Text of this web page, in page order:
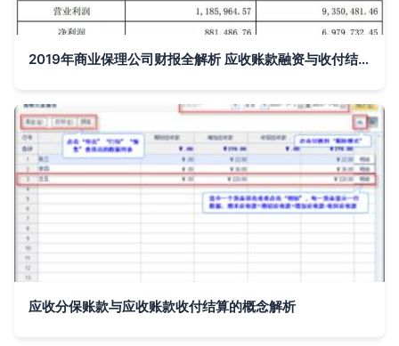
2019年商业保理公司财报全解析 应收账款融资与收付结算的双轮驱动
应收分保账款与应收账款收付结算的概念解析